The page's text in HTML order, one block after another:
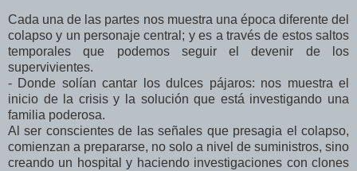
Cada una de las partes nos muestra una época diferente del
colapso y un personaje central; y es a través de estos saltos
temporales que podemos seguir el devenir de los
supervivientes.
- Donde solían cantar los dulces pájaros: nos muestra el
inicio de la crisis y la solución que está investigando una
familia poderosa.
Al ser conscientes de las señales que presagia el colapso,
comienzan a prepararse, no solo a nivel de suministros, sino
creando un hospital y haciendo investigaciones con clones